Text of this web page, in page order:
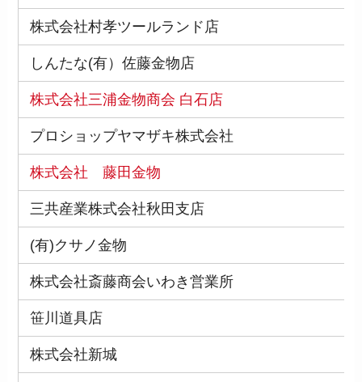
株式会社村孝ツールランド店
しんたな(有）佐藤金物店
株式会社三浦金物商会 白石店
プロショップヤマザキ株式会社
株式会社 藤田金物
三共産業株式会社秋田支店
(有)クサノ金物
株式会社斎藤商会いわき営業所
笹川道具店
株式会社新城